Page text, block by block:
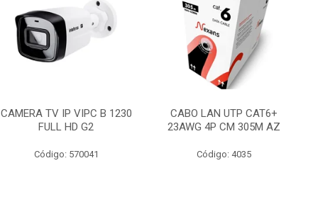
CAMERA TV IP VIPC B 1230
FULL HD G2
Código: 570041
CABO LAN UTP CAT6+
23AWG 4P CM 305M AZ
Código: 4035